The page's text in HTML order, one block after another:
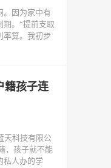
。因为家中有
期。“提前支取
率算。我初步
籍孩子连
天科技有限公
，孩子就不能
私人办的学